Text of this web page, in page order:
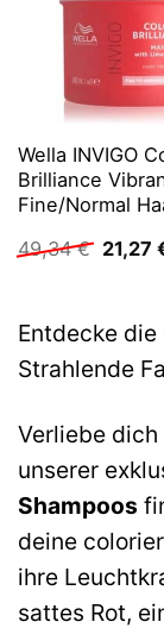
Wella INVIGO
Brilliance
Fine/Normal
49,34€
Preis
21,27
Entdecke
Strahlende
Verliebe
unserer
Shampoos
deine
ihre
sattes Rot,